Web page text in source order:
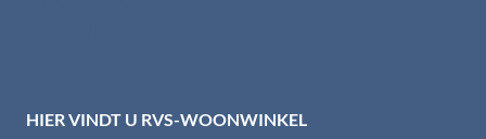
HIER VINDT U RVS-WOONWINKEL